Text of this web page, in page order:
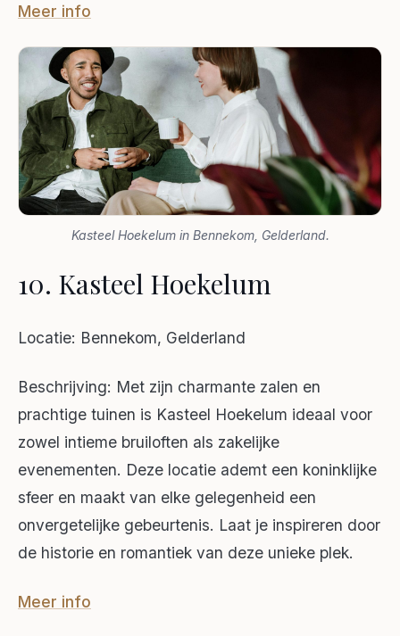
Meer info
Kasteel Hoekelum in Bennekom, Gelderland.
10. Kasteel Hoekelum
Locatie: Bennekom, Gelderland
Beschrijving: Met zijn charmante zalen en
prachtige tuinen is Kasteel Hoekelum ideaal voor
zowel intieme bruiloften als zakelijke
evenementen. Deze locatie ademt een koninklijke
sfeer en maakt van elke gelegenheid een
onvergetelijke gebeurtenis. Laat je inspireren door
de historie en romantiek van deze unieke plek.
Meer info